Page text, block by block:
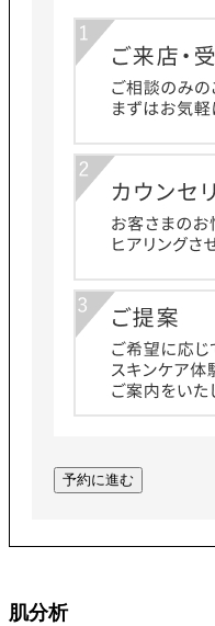
予約に進む
肌分析